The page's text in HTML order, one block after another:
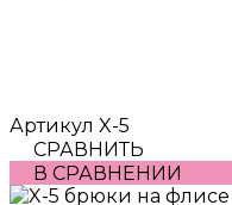
Артикул X-5
СРАВНИТЬ
В СРАВНЕНИИ